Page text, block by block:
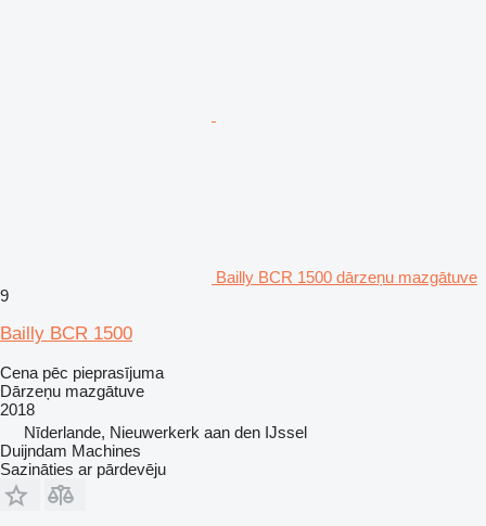
Bailly BCR 1500 dārzeņu mazgātuve
9
Bailly BCR 1500
Cena pēc pieprasījuma
Dārzeņu mazgātuve
2018
Nīderlande, Nieuwerkerk aan den IJssel
Duijndam Machines
Sazināties ar pārdevēju